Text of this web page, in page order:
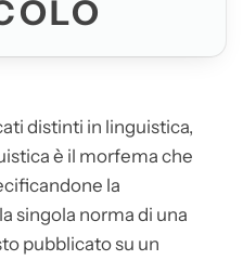
distinti in linguistica,
è il morfema che
la
singola norma di una
pubblicato su un